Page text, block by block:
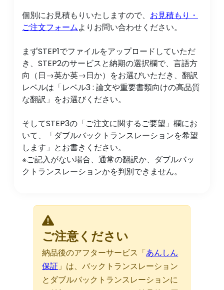
個別にお見積もりいたしますので、 お見積もり・
ご注文フォームよりお問い合わせください。
まずSTEP1でファイルをアップロードしていただ
き、STEP2のサービスと納期の選択欄で、言語方
向（日→英か英→日か）をお選びいただき、翻訳
レベルは「レベル3 : 論文や重要書類向けの高品質
な翻訳」をお選びください。
そしてSTEP3の「ご注文に関するご要望」欄にお
いて、「ダブルバックトランスレーションを希望
します」とお書きください。
※ご記入がない場合、通常の翻訳か、ダブルバッ
クトランスレーションかを判別できません。
ご注意ください
納品後のアフターサービス「あんしん
保証 」は、バックトランスレーション
とダブルバックトランスレーションに